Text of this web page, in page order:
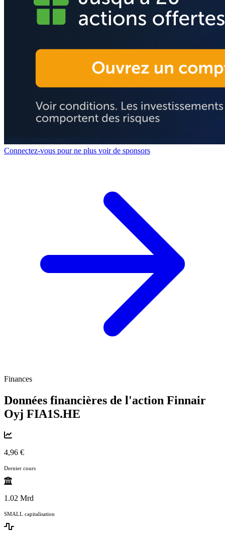
Connectez-vous pour ne plus voir de sponsors
Finances
Données financières de l'action Finnair
Oyj FIA1S.HE
4,96 €
Dernier cours
1.02 Mrd
SMALL capitalisation